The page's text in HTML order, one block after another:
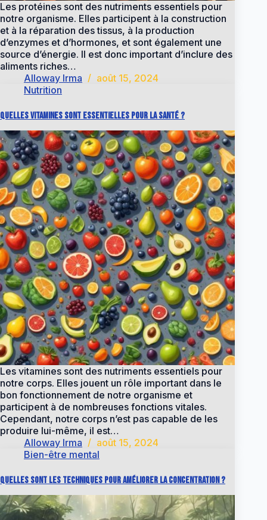
Les protéines sont des nutriments essentiels pour
notre organisme. Elles participent à la construction
et à la réparation des tissus, à la production
d’enzymes et d’hormones, et sont également une
source d’énergie. Il est donc important d’inclure des
aliments riches…
Alloway Irma
août 15, 2024
Nutrition
Quelles vitamines sont essentielles pour la santé ?
Les vitamines sont des nutriments essentiels pour
notre corps. Elles jouent un rôle important dans le
bon fonctionnement de notre organisme et
participent à de nombreuses fonctions vitales.
Cependant, notre corps n’est pas capable de les
produire lui-même, il est…
Alloway Irma
août 15, 2024
Bien-être mental
Quelles sont les techniques pour améliorer la concentration ?